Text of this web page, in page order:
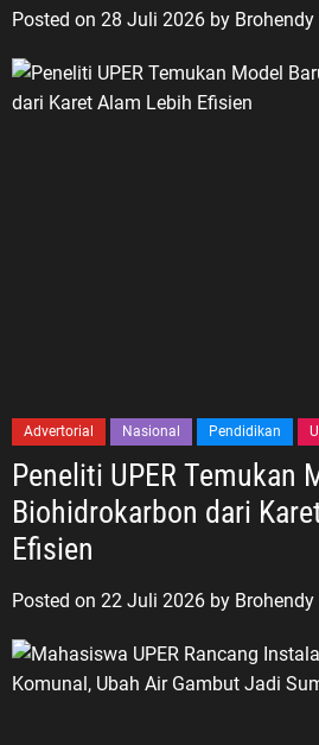
Posted on 28 Juli 2026 by Brohendy
Advertorial Nasional Pendidikan
Peneliti UPER Temukan
Biohidrokarbon dari
Efisien
Posted on 22 Juli 2026 by Brohendy